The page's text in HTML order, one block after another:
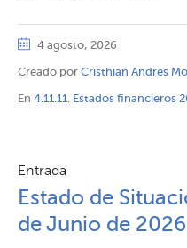
4 agosto, 2026
Creado por Cristhian Andres
En 4.11.11. Estados financieros
Entrada
Estado de
de Junio de 2026